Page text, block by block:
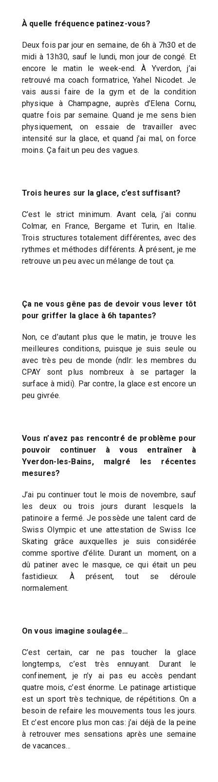
À quelle fréquence patinez-vous?
Deux fois par jour en semaine, de 6h à 7h30 et de
midi à 13h30, sauf le lundi, mon jour de congé. Et
encore le matin le week-end. À Yverdon, j’ai
retrouvé ma coach formatrice, Yahel Nicodet. Je
vais aussi faire de la gym et de la condition
physique à Champagne, auprès d’Elena Cornu,
quatre fois par semaine. Quand je me sens bien
physiquement, on essaie de travailler avec
intensité sur la glace, et quand j’ai mal, on force
moins. Ça fait un peu des vagues.
Trois heures sur la glace, c’est suffisant?
C’est le strict minimum. Avant cela, j’ai connu
Colmar, en France, Bergame et Turin, en Italie.
Trois structures totalement différentes, avec des
rythmes et méthodes différents. À présent, je me
retrouve un peu avec un mélange de tout ça.
Ça ne vous gêne pas de devoir vous lever tôt
pour griffer la glace à 6h tapantes?
Non, ce d’autant plus que le matin, je trouve les
meilleures conditions, puisque je suis seule ou
avec très peu de monde (ndlr: les membres du
CPAY sont plus nombreux à se partager la
surface à midi). Par contre, la glace est encore un
peu givrée.
Vous n’avez pas rencontré de problème pour
pouvoir continuer à vous entraîner à
Yverdon-les-Bains, malgré les récentes
mesures?
J’ai pu continuer tout le mois de novembre, sauf
les deux ou trois jours durant lesquels la
patinoire a fermé. Je possède une talent card de
Swiss Olympic et une attestation de Swiss Ice
Skating grâce auxquelles je suis considérée
comme sportive d’élite. Durant un moment, on a
dû patiner avec le masque, ce qui était un peu
fastidieux. À présent, tout se déroule
normalement.
On vous imagine soulagée…
C’est certain, car ne pas toucher la glace
longtemps, c’est très ennuyant. Durant le
confinement, je n’y ai pas eu accès pendant
quatre mois, c’est énorme. Le patinage artistique
est un sport très technique, de répétitions. On a
besoin de refaire les mouvements tous les jours.
Et c’est encore plus mon cas: j’ai déjà de la peine
à retrouver mes sensations après une semaine
de vacances…